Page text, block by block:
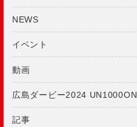
NEWS
イベント
動画
広島ダービー2024 UN1000ON
記事